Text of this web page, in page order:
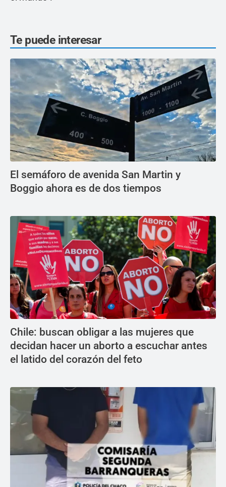
Te puede interesar
El semáforo de avenida San Martin y
Boggio ahora es de dos tiempos
Chile: buscan obligar a las mujeres que
decidan hacer un aborto a escuchar antes
el latido del corazón del feto